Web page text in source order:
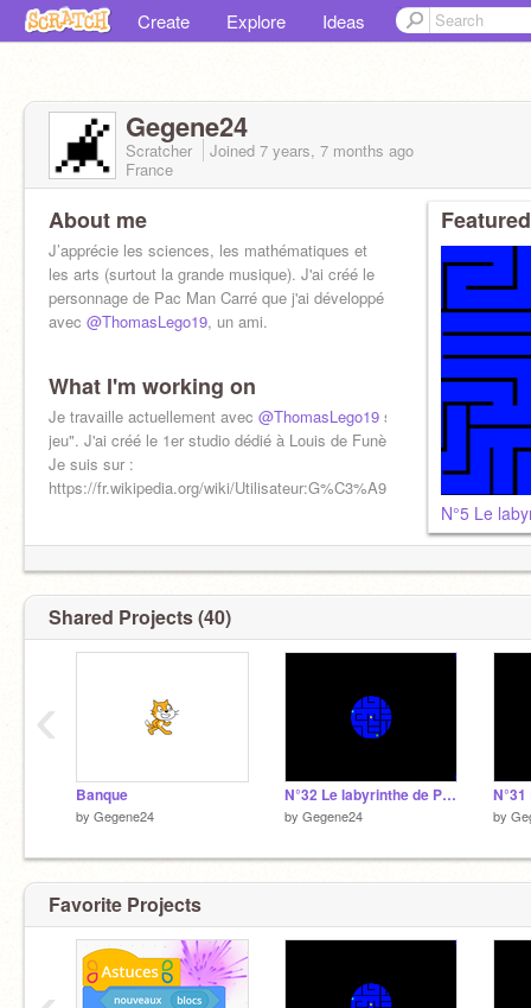
Create Explore Ideas
Gegene24
Scratcher Joined 7 years, 7 months ago
France
About me
J’apprécie les sciences, les mathématiques et
les arts (surtout la grande musique). J'ai créé le
personnage de Pac Man Carré que j'ai développé
avec @ThomasLego19, un ami.
What I'm working on
Je travaille actuellement avec @ThomasLego19 sur "PMC: le
jeu". J'ai créé le 1er studio dédié à Louis de Funès de Scratch !
Je suis sur :
https://fr.wikipedia.org/wiki/Utilisateur:G%C3%A9g%C3%A8ne24
N°5 Le
Shared Projects (40)
Banque
by Gegene24
N°32 Le labyrinthe de Pac Man Carré
by Gegene24 by
‹
Favorite Projects